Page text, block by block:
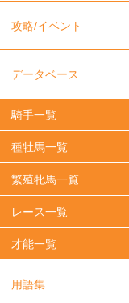
攻略/イベント
データベース
騎手一覧
種牡馬一覧
繁殖牝馬一覧
レース一覧
才能一覧
用語集